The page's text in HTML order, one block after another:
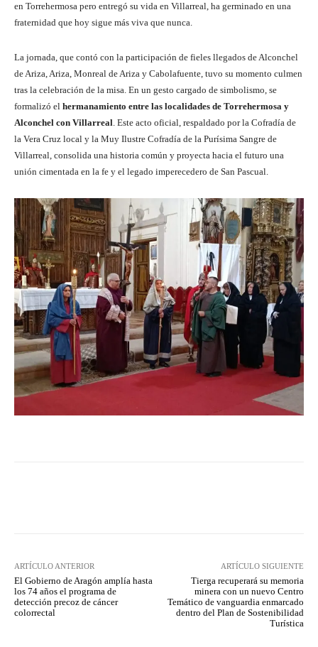
en Torrehermosa pero entregó su vida en Villarreal, ha germinado en una
fraternidad que hoy sigue más viva que nunca.
La jornada, que contó con la participación de fieles llegados de Alconchel
de Ariza, Ariza, Monreal de Ariza y Cabolafuente, tuvo su momento culmen
tras la celebración de la misa. En un gesto cargado de simbolismo, se
formalizó el hermanamiento entre las localidades de Torrehermosa y
Alconchel con Villarreal. Este acto oficial, respaldado por la Cofradía de
la Vera Cruz local y la Muy Ilustre Cofradía de la Purísima Sangre de
Villarreal, consolida una historia común y proyecta hacia el futuro una
unión cimentada en la fe y el legado imperecedero de San Pascual.
ARTÍCULO ANTERIOR
El Gobierno de Aragón amplía hasta
los 74 años el programa de
detección precoz de cáncer
colorrectal
ARTÍCULO SIGUIENTE
Tierga recuperará su memoria
minera con un nuevo Centro
Temático de vanguardia enmarcado
dentro del Plan de Sostenibilidad
Turística